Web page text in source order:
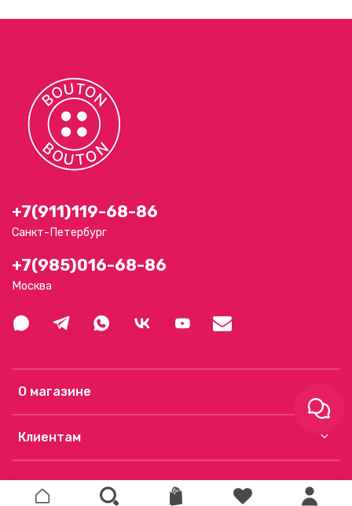
О магазине
Клиентам
+7(911)119-68-86
Санкт-Петербург
+7(985)016-68-86
Москва